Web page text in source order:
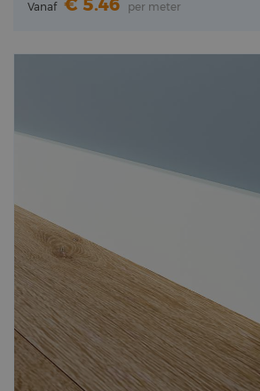
Vanaf 5.46 per meter